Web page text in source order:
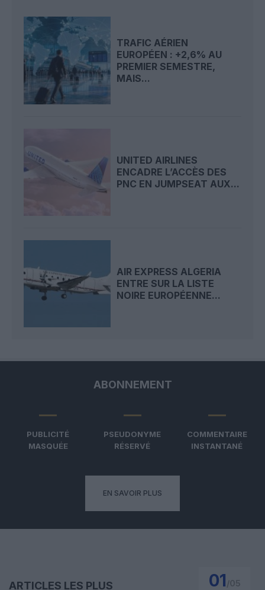
TRAFIC AÉRIEN
EUROPÉEN : +2,6% AU
PREMIER SEMESTRE,
MAIS...
UNITED AIRLINES
ENCADRE L’ACCÈS DES
PNC EN JUMPSEAT AUX...
AIR EXPRESS ALGERIA
ENTRE SUR LA LISTE
NOIRE EUROPÉENNE...
ABONNEMENT
PUBLICITÉ
MASQUÉE
PSEUDONYME
RÉSERVÉ
COMMENTAIRE
INSTANTANÉ
EN SAVOIR PLUS
ARTICLES LES PLUS
01